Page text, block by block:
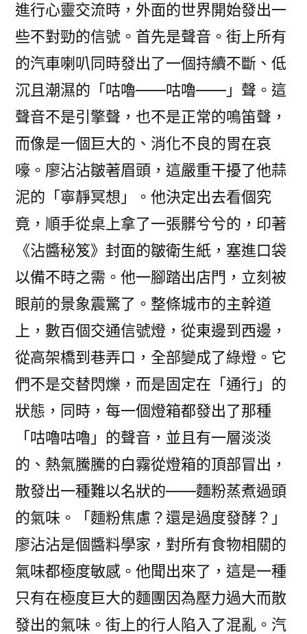
進行心靈交流時，外面的世界開始發出一
些不對勁的信號。首先是聲音。街上所有
的汽車喇叭同時發出了一個持續不斷、低
沉且潮濕的「咕嚕——咕嚕——」聲。這
聲音不是引擎聲，也不是正常的鳴笛聲，
而像是一個巨大的、消化不良的胃在哀
嚎。廖沾沾皺著眉頭，這嚴重干擾了他蒜
泥的「寧靜冥想」。他決定出去看個究
竟，順手從桌上拿了一張髒兮兮的，印著
《沾醬秘笈》封面的皺衛生紙，塞進口袋
以備不時之需。他一腳踏出店門，立刻被
眼前的景象震驚了。整條城市的主幹道
上，數百個交通信號燈，從東邊到西邊，
從高架橋到巷弄口，全部變成了綠燈。它
們不是交替閃爍，而是固定在「通行」的
狀態，同時，每一個燈箱都發出了那種
「咕嚕咕嚕」的聲音，並且有一層淡淡
的、熱氣騰騰的白霧從燈箱的頂部冒出，
散發出一種難以名狀的——麵粉蒸煮過頭
的氣味。「麵粉焦慮？還是過度發酵？」
廖沾沾是個醬料學家，對所有食物相關的
氣味都極度敏感。他聞出來了，這是一種
只有在極度巨大的麵團因為壓力過大而散
發出的氣味。街上的行人陷入了混亂。汽